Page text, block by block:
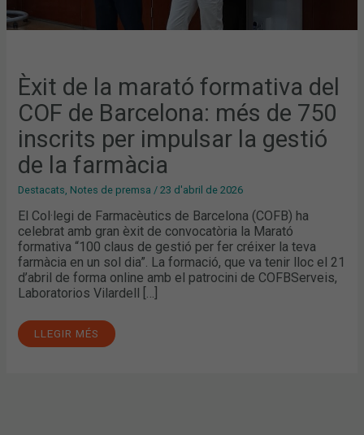
Èxit de la marató formativa del
COF de Barcelona: més de 750
inscrits per impulsar la gestió
de la farmàcia
Destacats, Notes de premsa /23 d'abril de 2026
El Col·legi de Farmacèutics de Barcelona (COFB) ha
celebrat amb gran èxit de convocatòria la Marató
formativa “100 claus de gestió per fer créixer la teva
farmàcia en un sol dia”. La formació, que va tenir lloc el 21
d’abril de forma online amb el patrocini de COFBServeis,
Laboratorios Vilardell […]
FARMÀCIA
LLEGIR MÉS